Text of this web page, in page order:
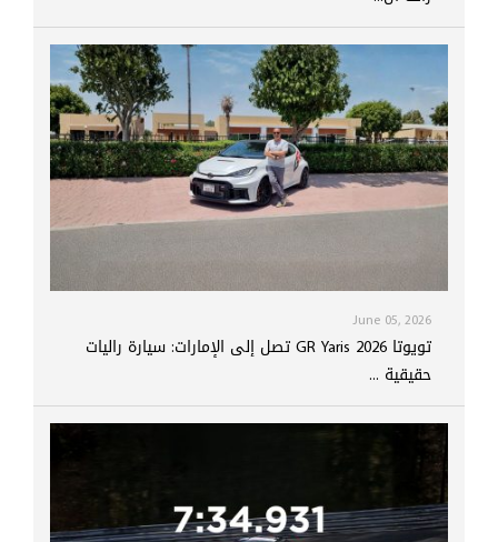
June 05, 2026
تويوتا GR Yaris 2026 تصل إلى الإمارات: سيارة راليات
حقيقية ...